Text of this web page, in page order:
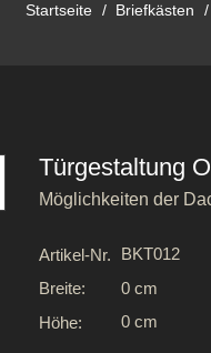
Startseite Briefkästen
Türgestaltung
Möglichkeiten der
Artikel-Nr.
BKT012
Breite:
0 cm
Höhe:
0 cm